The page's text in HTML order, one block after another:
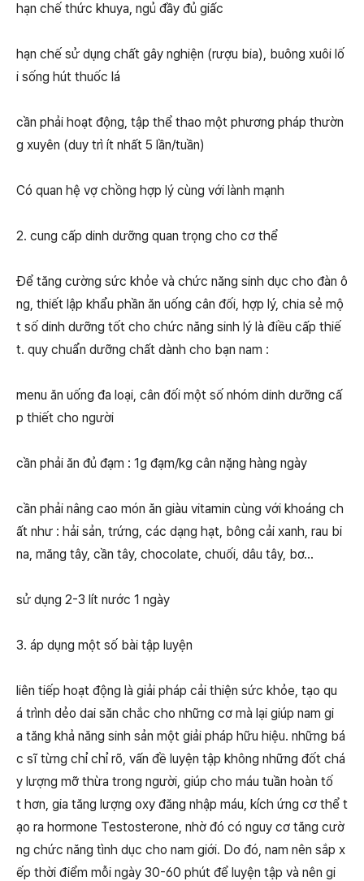
hạn chế thức khuya, ngủ đầy đủ giấc
hạn chế sử dụng chất gây nghiện (rượu bia), buông xuôi lố
i sống hút thuốc lá
cần phải hoạt động, tập thể thao một phương pháp thườn
g xuyên (duy trì ít nhất 5 lần/tuần)
Có quan hệ vợ chồng hợp lý cùng với lành mạnh
2. cung cấp dinh dưỡng quan trọng cho cơ thể
Để tăng cường sức khỏe và chức năng sinh dục cho đàn ô
ng, thiết lập khẩu phần ăn uống cân đối, hợp lý, chia sẻ mộ
t số dinh dưỡng tốt cho chức năng sinh lý là điều cấp thiế
t. quy chuẩn dưỡng chất dành cho bạn nam :
menu ăn uống đa loại, cân đối một số nhóm dinh dưỡng cấ
p thiết cho người
cần phải ăn đủ đạm : 1g đạm/kg cân nặng hàng ngày
cần phải nâng cao món ăn giàu vitamin cùng với khoáng ch
ất như : hải sản, trứng, các dạng hạt, bông cải xanh, rau bi
na, măng tây, cần tây, chocolate, chuối, dâu tây, bơ…
sử dụng 2-3 lít nước 1 ngày
3. áp dụng một số bài tập luyện
liên tiếp hoạt động là giải pháp cải thiện sức khỏe, tạo qu
á trình dẻo dai săn chắc cho những cơ mà lại giúp nam gi
a tăng khả năng sinh sản một giải pháp hữu hiệu. những bá
c sĩ từng chỉ chỉ rõ, vấn đề luyện tập không những đốt chá
y lượng mỡ thừa trong người, giúp cho máu tuần hoàn tố
t hơn, gia tăng lượng oxy đăng nhập máu, kích ứng cơ thể t
ạo ra hormone Testosterone, nhờ đó có nguy cơ tăng cườ
ng chức năng tình dục cho nam giới. Do đó, nam nên sắp x
ếp thời điểm mỗi ngày 30-60 phút để luyện tập và nên gi